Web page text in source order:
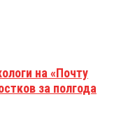
на «Почту
за полгода